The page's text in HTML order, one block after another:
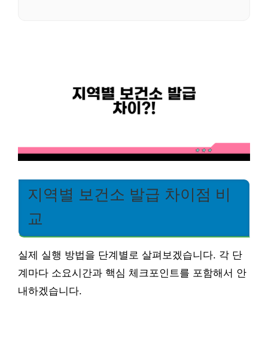
지역별 보건소 발급 차이점 비
교
실제 실행 방법을 단계별로 살펴보겠습니다. 각 단
계마다 소요시간과 핵심 체크포인트를 포함해서 안
내하겠습니다.